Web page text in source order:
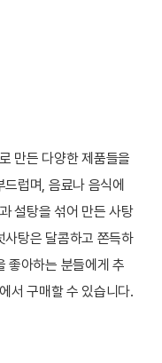
만든 다양한 제품들을
럽며, 음료나 음식에
설탕을 섞어 만든 사탕
사탕은 달콤하고 쫀득하
좋아하는 분들에게 추
서 구매할 수 있습니다.